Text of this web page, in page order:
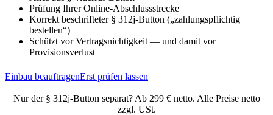
Prüfung Ihrer Online-Abschlussstrecke
Korrekt beschrifteter § 312j-Button („zahlungspflichtig
bestellen“)
Schützt vor Vertragsnichtigkeit — und damit vor
Provisionsverlust
Einbau beauftragenErst prüfen lassen
Nur der § 312j-Button separat? Ab 299 € netto. Alle Preise netto
zzgl. USt.